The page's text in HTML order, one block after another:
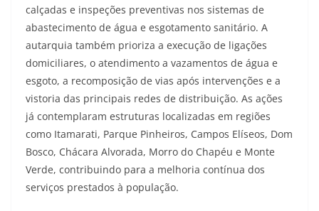
calçadas e inspeções preventivas nos sistemas de
abastecimento de água e esgotamento sanitário. A
autarquia também prioriza a execução de ligações
domiciliares, o atendimento a vazamentos de água e
esgoto, a recomposição de vias após intervenções e a
vistoria das principais redes de distribuição. As ações
já contemplaram estruturas localizadas em regiões
como Itamarati, Parque Pinheiros, Campos Elíseos, Dom
Bosco, Chácara Alvorada, Morro do Chapéu e Monte
Verde, contribuindo para a melhoria contínua dos
serviços prestados à população.